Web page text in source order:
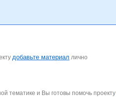
добавьте материал лично
тематике и Вы готовы помочь проекту